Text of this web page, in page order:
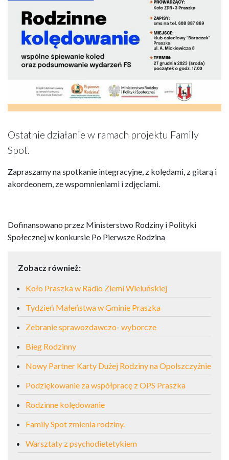
Ostatnie działanie w ramach projektu Family
Spot.
Zapraszamy na spotkanie integracyjne, z kolędami, z gitarą i
akordeonem, ze wspomnieniami i zdjęciami.
Dofinansowano przez Ministerstwo Rodziny i Polityki
Społecznej w konkursie Po Pierwsze Rodzina
Zobacz również:
Koło Praszka w Radio Ziemi Wieluńskiej
Tydzień Małeństwa w Gminie Praszka
Zebranie sprawozdawczo- wyborcze
Bieg Rodzinny
Nowy Partner Karty Dużej Rodziny na Opolszczyźnie
Podziękowanie za współpracę z OPS Praszka
Rodzinne kolędowanie
Family Spot zmienia rodziny.
Warsztaty z psychodietetykiem